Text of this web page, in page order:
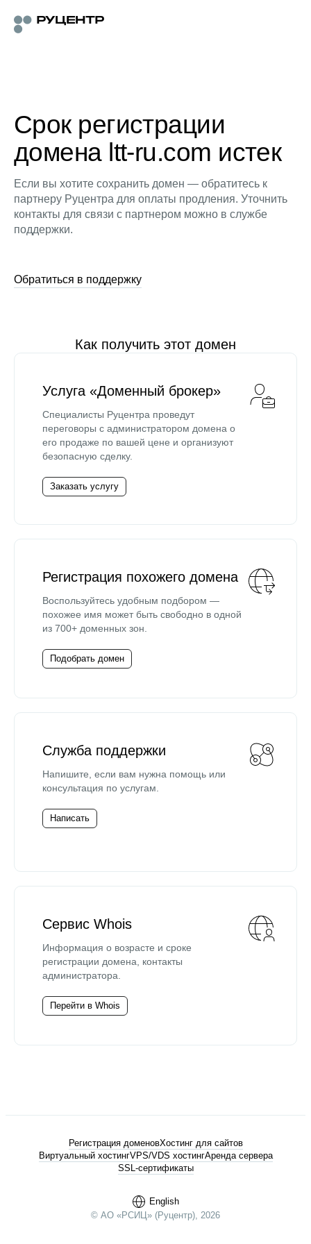
Срок регистрации
домена ltt-ru.com истек
Если вы хотите сохранить домен — обратитесь к
партнеру Руцентра для оплаты продления. Уточнить
контакты для связи с партнером можно в службе
поддержки.
Обратиться в поддержку
Как получить этот домен
Услуга «Доменный брокер»
Специалисты Руцентра проведут
переговоры с администратором домена о
его продаже по вашей цене и организуют
безопасную сделку.
Заказать услугу
Регистрация похожего домена
Воспользуйтесь удобным подбором —
похожее имя может быть свободно в одной
из 700+ доменных зон.
Подобрать домен
Служба поддержки
Напишите, если вам нужна помощь или
консультация по услугам.
Написать
Сервис Whois
Информация о возрасте и сроке
регистрации домена, контакты
администратора.
Перейти в Whois
English
© АО «РСИЦ» (Руцентр), 2026
Регистрация доменовХостинг для сайтов
Виртуальный хостингVPS/VDS хостингАренда сервера
SSL-сертификаты